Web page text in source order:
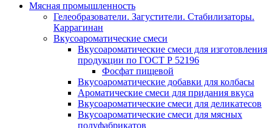
Мясная промышленность
Гелеобразователи. Загустители. Стабилизаторы.
Каррагинан
Вкусоароматические смеси
Вкусоароматические смеси для изготовления
продукции по ГОСТ Р 52196
Фосфат пищевой
Вкусоароматические добавки для колбасы
Ароматические смеси для придания вкуса
Вкусоароматические смеси для деликатесов
Вкусоароматические смеси для мясных
полуфабрикатов